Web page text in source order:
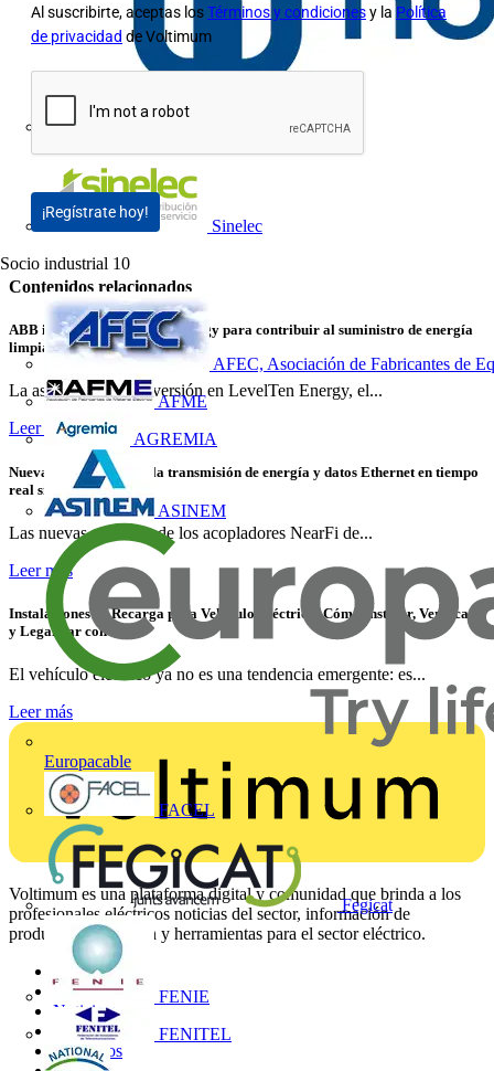
Sinelec
Socio industrial 10
AFEC, Asociación de Fabricantes de
AFME
AGREMIA
ASINEM
Europacable
FACEL
Fegicat
FENIE
FENITEL
Al suscribirte, aceptas losTérminos y condicionesy la Política
de privacidad de Voltimum
¡Regístrate hoy!
Contenidos relacionados
ABB invierte en LevelTen Energy para contribuir al suministro de energía
limpia
La asociación y la inversión en LevelTen Energy, el...
Leer más
Nuevas variantes para la transmisión de energía y datos Ethernet en tiempo
real sin contacto
Las nuevas variantes de los acopladores NearFi de...
Leer más
Instalaciones de Recarga para Vehículo Eléctrico: Cómo Instalar, Verificar
y Legalizar con Éxito
El vehículo eléctrico ya no es una tendencia emergente: es...
Leer más
Voltimum es una plataforma digital y comunidad que brinda a los
profesionales eléctricos noticias del sector, información de
productos, formación y herramientas para el sector eléctrico.
Mapa del sitio
Inicio
Noticias
Academy
Productos